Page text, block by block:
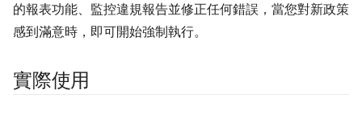
的報表功能、監控違規報告並修正任何錯誤，當您對新政策
感到滿意時，即可開始強制執行。
實際使用